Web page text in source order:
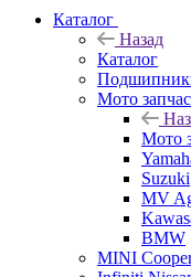
Каталог
Назад
Каталог
Мото
Мото
Suzuki
MV
BMW
MINI